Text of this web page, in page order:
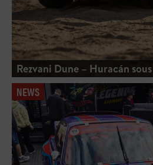
Rezvani Dune – Huracán
NEWS